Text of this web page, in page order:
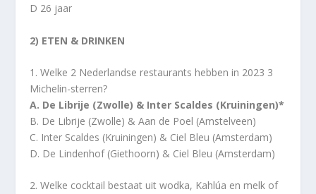
D 26 jaar
2) ETEN & DRINKEN
1. Welke 2 Nederlandse restaurants hebben in 2023 3
Michelin-sterren?
A. De Librije (Zwolle) & Inter Scaldes (Kruiningen)*
B. De Librije (Zwolle) & Aan de Poel (Amstelveen)
C. Inter Scaldes (Kruiningen) & Ciel Bleu (Amsterdam)
D. De Lindenhof (Giethoorn) & Ciel Bleu (Amsterdam)
2. Welke cocktail bestaat uit wodka, Kahlúa en melk of